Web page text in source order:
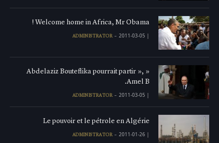
Welcome home in Africa, Mr Obama !
|
ADMINISTRATOR 2011-03-05
« Abdelaziz Bouteflika pourrait partir »,
Amel B.
|
ADMINISTRATOR 2011-03-05
Le pouvoir et le pétrole en Algérie
|
ADMINISTRATOR 2011-01-26